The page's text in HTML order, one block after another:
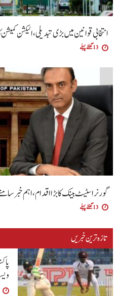
انتخابی قوانین میں بڑی تبدیلی، الیکشن کمیشن
13 گھنٹے پہلے
گورنر اسٹیٹ بینک کا بڑا اقدام، اہم خبر
13 گھنٹے پہلے
تازہ ترین خبریں